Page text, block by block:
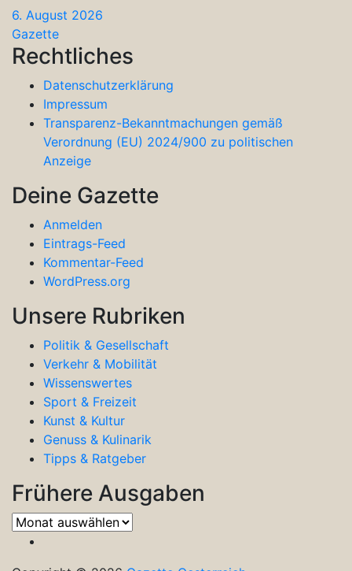
6. August 2026
Gazette
Rechtliches
Datenschutzerklärung
Impressum
Transparenz-Bekanntmachungen gemäß
Verordnung (EU) 2024/900 zu politischen
Anzeige
Deine Gazette
Anmelden
Eintrags-Feed
Kommentar-Feed
WordPress.org
Unsere Rubriken
Politik & Gesellschaft
Verkehr & Mobilität
Wissenswertes
Sport & Freizeit
Kunst & Kultur
Genuss & Kulinarik
Tipps & Ratgeber
Frühere Ausgaben
Frühere
Ausgaben